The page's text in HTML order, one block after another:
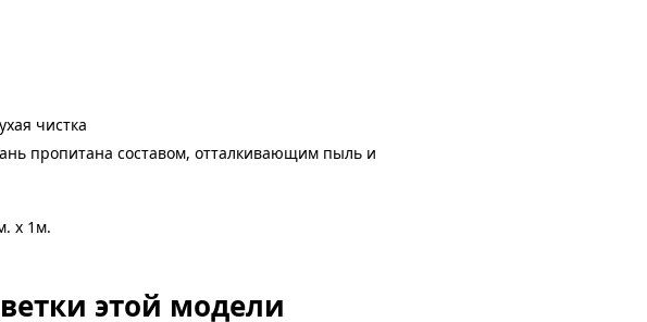
чистка
пропитана составом, отталкивающим пыль и
x 1м.
этой модели